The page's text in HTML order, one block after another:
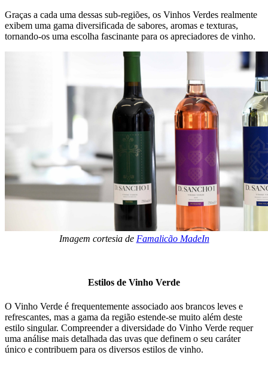
Graças a cada uma dessas sub-regiões, os Vinhos Verdes realmente
exibem uma gama diversificada de sabores, aromas e texturas,
tornando-os uma escolha fascinante para os apreciadores de vinho.
Imagem cortesia de Famalicão MadeIn
Estilos de Vinho Verde
O Vinho Verde é frequentemente associado aos brancos leves e
refrescantes, mas a gama da região estende-se muito além deste
estilo singular. Compreender a diversidade do Vinho Verde requer
uma análise mais detalhada das uvas que definem o seu caráter
único e contribuem para os diversos estilos de vinho.